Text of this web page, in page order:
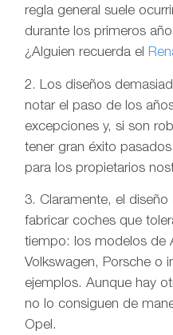
regla general suele
durante los primeros
¿Alguien recuerda el
2. Los diseños
notar el paso de los
excepciones y, si son
tener gran éxito
para los propietarios
3. Claramente, el
fabricar coches que
tiempo: los modelos de
Volkswagen, Porsche o
ejemplos. Aunque hay
no lo consiguen de
Opel.